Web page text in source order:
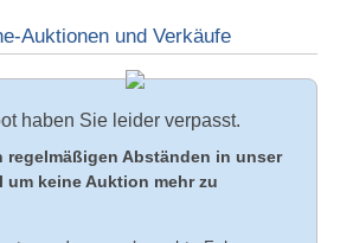
FAQ
Auktionen und Verkäufe
haben Sie leider verpasst.
regelmäßigen Abständen in unser
keine Auktion mehr zu